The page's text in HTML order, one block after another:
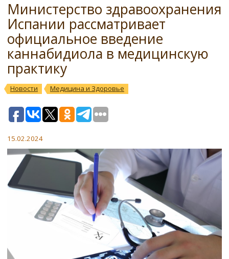
Министерство здравоохранения
Испании рассматривает
официальное введение
каннабидиола в медицинскую
практику
Новости Медицина и Здоровье
15.02.2024